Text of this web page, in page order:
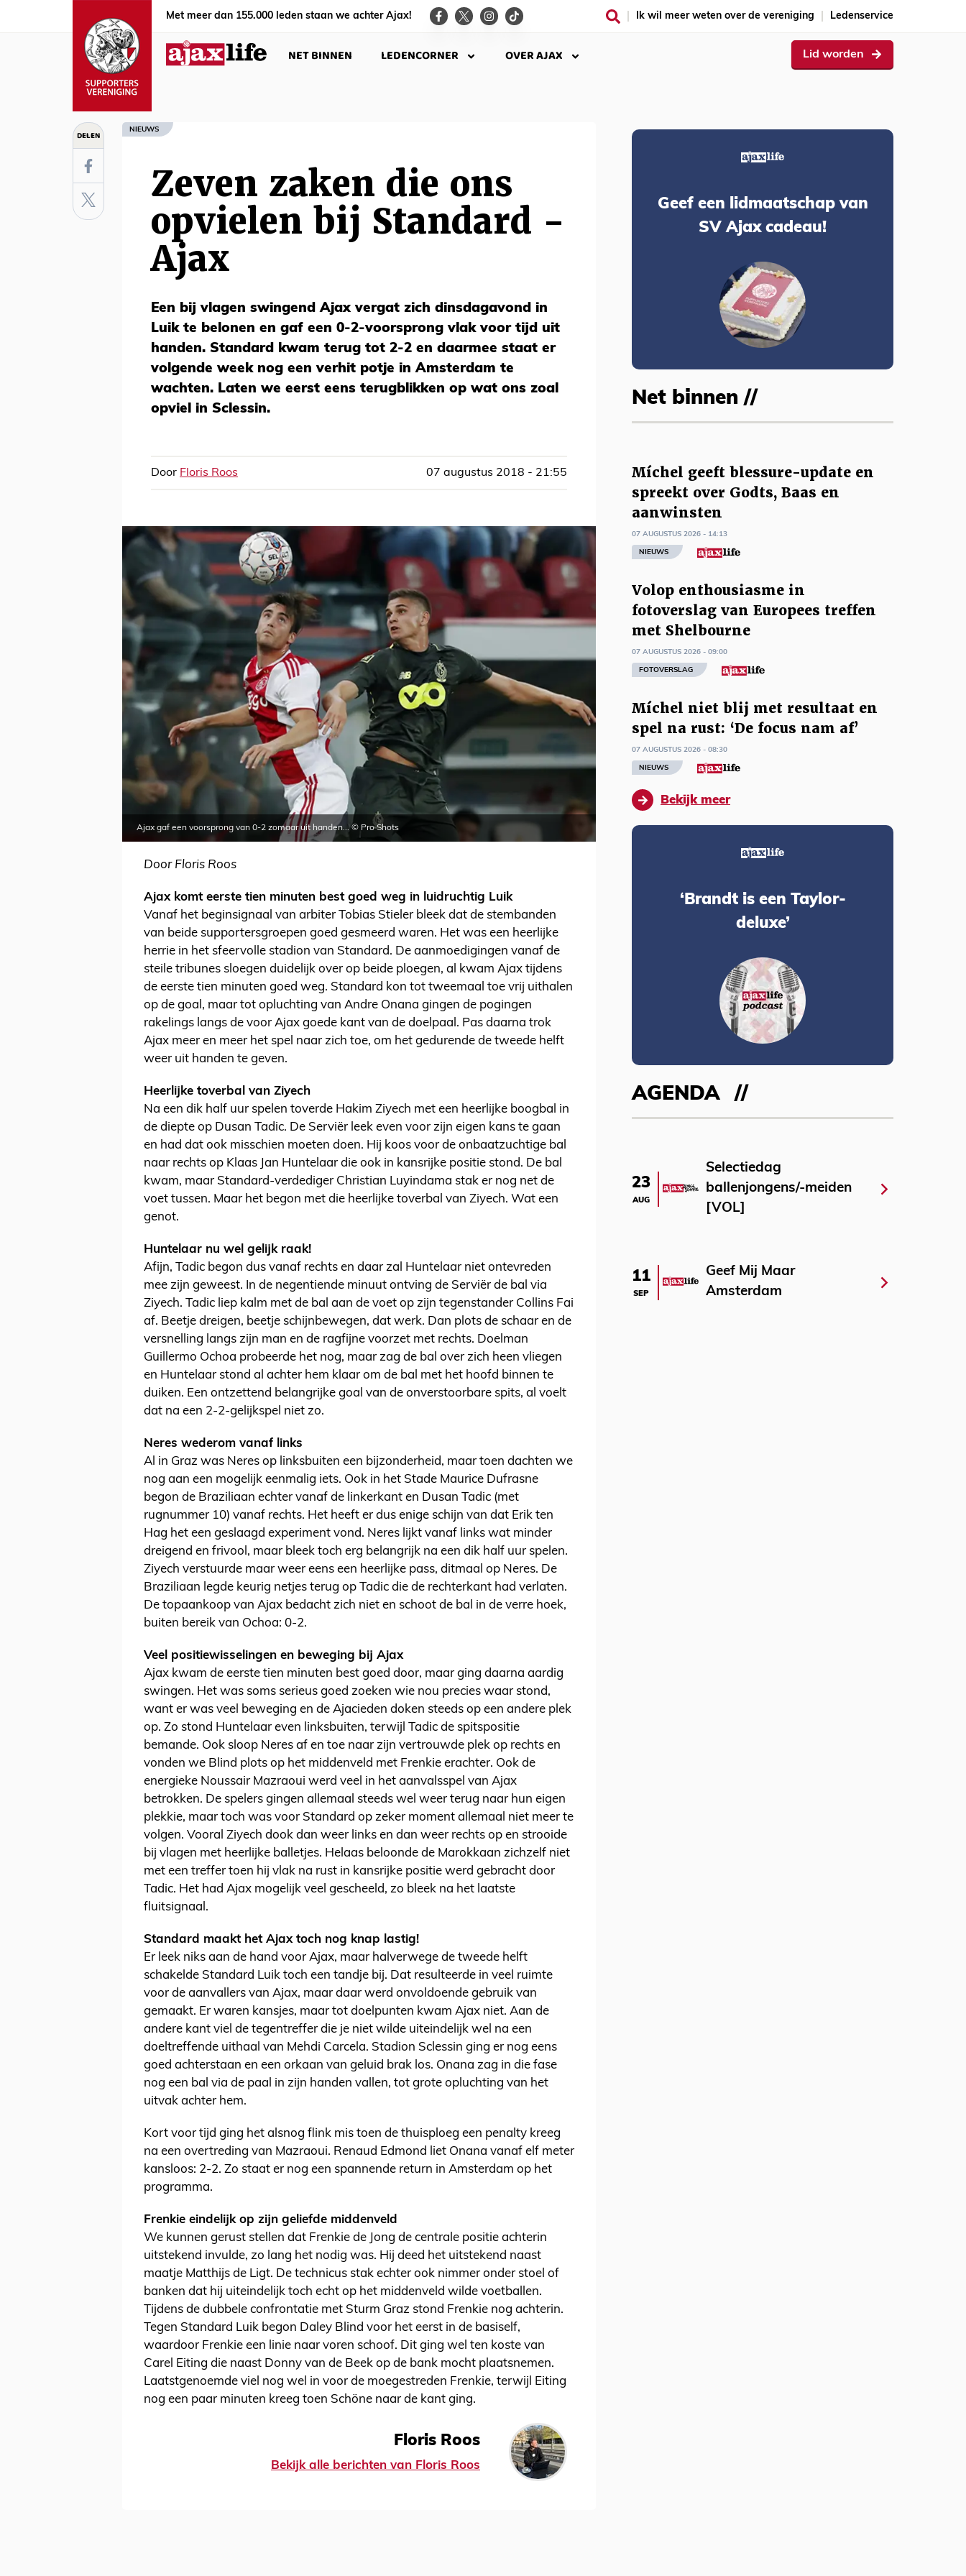
Met meer dan 155.000 leden staan we achter Ajax! Ik wil meer weten over de vereniging Ledenservice
NET BINNEN LEDENCORNER OVER AJAX Lid worden
DELEN NIEUWS
Zeven zaken die ons
opvielen bij Standard -
Ajax
Een bij vlagen swingend Ajax vergat zich dinsdagavond in
Luik te belonen en gaf een 0-2-voorsprong vlak voor tijd uit
handen. Standard kwam terug tot 2-2 en daarmee staat er
volgende week nog een verhit potje in Amsterdam te
wachten. Laten we eerst eens terugblikken op wat ons zoal
opviel in Sclessin.
Door Floris Roos 07 augustus 2018 - 21:55
Ajax gaf een voorsprong van 0-2 zomaar uit handen... © Pro Shots
Door Floris Roos
Ajax komt eerste tien minuten best goed weg in luidruchtig Luik
Vanaf het beginsignaal van arbiter Tobias Stieler bleek dat de stembanden
van beide supportersgroepen goed gesmeerd waren. Het was een heerlijke
herrie in het sfeervolle stadion van Standard. De aanmoedigingen vanaf de
steile tribunes sloegen duidelijk over op beide ploegen, al kwam Ajax tijdens
de eerste tien minuten goed weg. Standard kon tot tweemaal toe vrij uithalen
op de goal, maar tot opluchting van Andre Onana gingen de pogingen
rakelings langs de voor Ajax goede kant van de doelpaal. Pas daarna trok
Ajax meer en meer het spel naar zich toe, om het gedurende de tweede helft
weer uit handen te geven.
Heerlijke toverbal van Ziyech
Na een dik half uur spelen toverde Hakim Ziyech met een heerlijke boogbal in
de diepte op Dusan Tadic. De Serviër leek even voor zijn eigen kans te gaan
en had dat ook misschien moeten doen. Hij koos voor de onbaatzuchtige bal
naar rechts op Klaas Jan Huntelaar die ook in kansrijke positie stond. De bal
kwam, maar Standard-verdediger Christian Luyindama stak er nog net de
voet tussen. Maar het begon met die heerlijke toverbal van Ziyech. Wat een
genot.
Huntelaar nu wel gelijk raak!
Afijn, Tadic begon dus vanaf rechts en daar zal Huntelaar niet ontevreden
mee zijn geweest. In de negentiende minuut ontving de Serviër de bal via
Ziyech. Tadic liep kalm met de bal aan de voet op zijn tegenstander Collins Fai
af. Beetje dreigen, beetje schijnbewegen, dat werk. Dan plots de schaar en de
versnelling langs zijn man en de ragfijne voorzet met rechts. Doelman
Guillermo Ochoa probeerde het nog, maar zag de bal over zich heen vliegen
en Huntelaar stond al achter hem klaar om de bal met het hoofd binnen te
duiken. Een ontzettend belangrijke goal van de onverstoorbare spits, al voelt
dat na een 2-2-gelijkspel niet zo.
Neres wederom vanaf links
Al in Graz was Neres op linksbuiten een bijzonderheid, maar toen dachten we
nog aan een mogelijk eenmalig iets. Ook in het Stade Maurice Dufrasne
begon de Braziliaan echter vanaf de linkerkant en Dusan Tadic (met
rugnummer 10) vanaf rechts. Het heeft er dus enige schijn van dat Erik ten
Hag het een geslaagd experiment vond. Neres lijkt vanaf links wat minder
dreigend en frivool, maar bleek toch erg belangrijk na een dik half uur spelen.
Ziyech verstuurde maar weer eens een heerlijke pass, ditmaal op Neres. De
Braziliaan legde keurig netjes terug op Tadic die de rechterkant had verlaten.
De topaankoop van Ajax bedacht zich niet en schoot de bal in de verre hoek,
buiten bereik van Ochoa: 0-2.
Veel positiewisselingen en beweging bij Ajax
Ajax kwam de eerste tien minuten best goed door, maar ging daarna aardig
swingen. Het was soms serieus goed zoeken wie nou precies waar stond,
want er was veel beweging en de Ajacieden doken steeds op een andere plek
op. Zo stond Huntelaar even linksbuiten, terwijl Tadic de spitspositie
bemande. Ook sloop Neres af en toe naar zijn vertrouwde plek op rechts en
vonden we Blind plots op het middenveld met Frenkie erachter. Ook de
energieke Noussair Mazraoui werd veel in het aanvalsspel van Ajax
betrokken. De spelers gingen allemaal steeds wel weer terug naar hun eigen
plekkie, maar toch was voor Standard op zeker moment allemaal niet meer te
volgen. Vooral Ziyech dook dan weer links en dan weer rechts op en strooide
bij vlagen met heerlijke balletjes. Helaas beloonde de Marokkaan zichzelf niet
met een treffer toen hij vlak na rust in kansrijke positie werd gebracht door
Tadic. Het had Ajax mogelijk veel gescheeld, zo bleek na het laatste
fluitsignaal.
Standard maakt het Ajax toch nog knap lastig!
Er leek niks aan de hand voor Ajax, maar halverwege de tweede helft
schakelde Standard Luik toch een tandje bij. Dat resulteerde in veel ruimte
voor de aanvallers van Ajax, maar daar werd onvoldoende gebruik van
gemaakt. Er waren kansjes, maar tot doelpunten kwam Ajax niet. Aan de
andere kant viel de tegentreffer die je niet wilde uiteindelijk wel na een
doeltreffende uithaal van Mehdi Carcela. Stadion Sclessin ging er nog eens
goed achterstaan en een orkaan van geluid brak los. Onana zag in die fase
nog een bal via de paal in zijn handen vallen, tot grote opluchting van het
uitvak achter hem.
Kort voor tijd ging het alsnog flink mis toen de thuisploeg een penalty kreeg
na een overtreding van Mazraoui. Renaud Edmond liet Onana vanaf elf meter
kansloos: 2-2. Zo staat er nog een spannende return in Amsterdam op het
programma.
Frenkie eindelijk op zijn geliefde middenveld
We kunnen gerust stellen dat Frenkie de Jong de centrale positie achterin
uitstekend invulde, zo lang het nodig was. Hij deed het uitstekend naast
maatje Matthijs de Ligt. De technicus stak echter ook nimmer onder stoel of
banken dat hij uiteindelijk toch echt op het middenveld wilde voetballen.
Tijdens de dubbele confrontatie met Sturm Graz stond Frenkie nog achterin.
Tegen Standard Luik begon Daley Blind voor het eerst in de basiself,
waardoor Frenkie een linie naar voren schoof. Dit ging wel ten koste van
Carel Eiting die naast Donny van de Beek op de bank mocht plaatsnemen.
Laatstgenoemde viel nog wel in voor de moegestreden Frenkie, terwijl Eiting
nog een paar minuten kreeg toen Schöne naar de kant ging.
Floris Roos
Bekijk alle berichten van Floris Roos
Geef een lidmaatschap van
SV Ajax cadeau!
Net binnen //
Míchel geeft blessure-update en
spreekt over Godts, Baas en
aanwinsten
07 AUGUSTUS 2026 - 14:13
NIEUWS
Volop enthousiasme in
fotoverslag van Europees treffen
met Shelbourne
07 AUGUSTUS 2026 - 09:00
FOTOVERSLAG
Míchel niet blij met resultaat en
spel na rust: ‘De focus nam af’
07 AUGUSTUS 2026 - 08:30
NIEUWS
Bekijk meer
‘Brandt is een Taylor-
deluxe’
AGENDA
23
AUG
Selectiedag
ballenjongens/-meiden
[VOL]
11
SEP
Geef Mij Maar
Amsterdam